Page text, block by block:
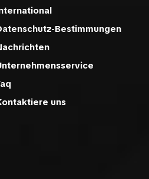
Bestimmungen
uns